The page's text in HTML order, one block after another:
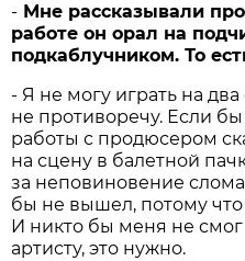
- Мне рассказывали
работе он орал на
подкаблучником. То
- Я не могу играть на
не противоречу. Если
работы с продюсером
на сцену в балетной
за неповиновение
бы не вышел, потому
И никто бы меня не смог
артисту, это нужно.